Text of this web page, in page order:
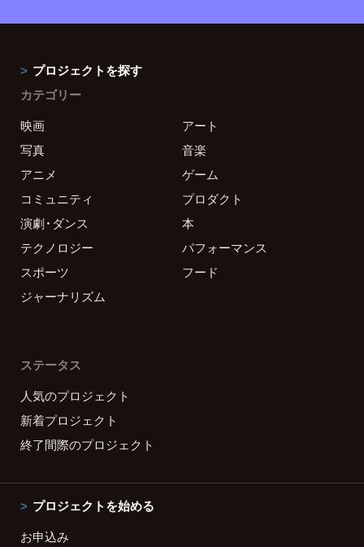
プロジェクトを探す
カテゴリー
映画
アート
写真
音楽
アニメ
ゲーム
コミュニティ
プロダクト
演劇・ダンス
本
テクノロジー
パフォーマンス
スポーツ
フード
ジャーナリズム
ステータス
人気のプロジェクト
新着プロジェクト
終了間際のプロジェクト
プロジェクトを始める
お申込み